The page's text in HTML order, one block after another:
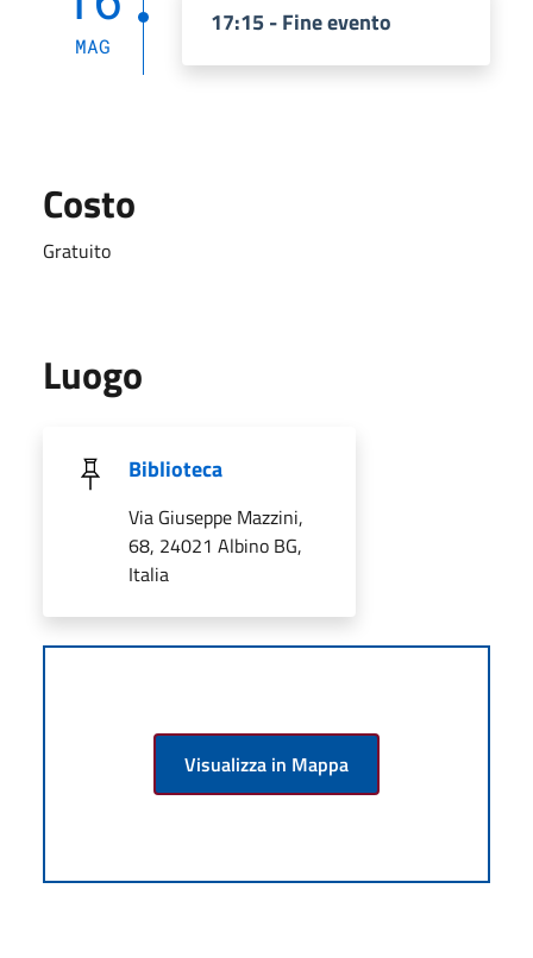
MAG
17:15 - Fine evento
Costo
Gratuito
Luogo
Biblioteca
Via Giuseppe Mazzini,
68, 24021 Albino BG,
Italia
Visualizza in Mappa